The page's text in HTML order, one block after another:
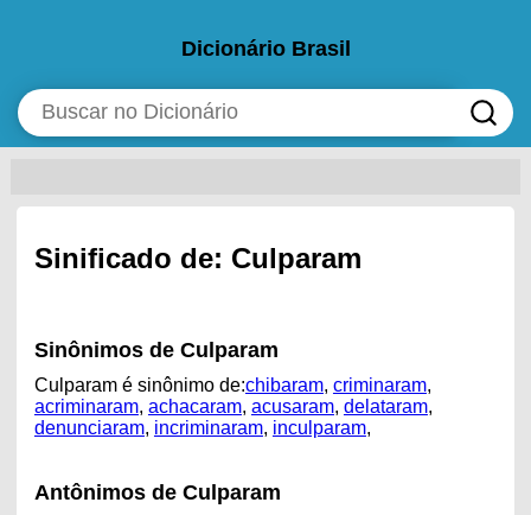
Dicionário Brasil
Sinificado de: Culparam
Sinônimos de Culparam
Culparam é sinônimo de:chibaram, criminaram,
acriminaram, achacaram, acusaram, delataram,
denunciaram, incriminaram, inculparam,
Antônimos de Culparam